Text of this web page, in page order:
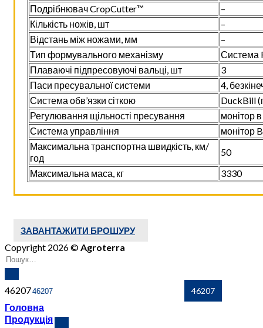
Подрібнювач CropCutter™
–
Кількість ножів, шт
–
Відстань між ножами, мм
–
Тип формувального механізму
Система
Плаваючі підпресовуючі вальці, шт
3
Паси пресувальної системи
4,
Система обв’язки сіткою
DuckBill
Регулювання щільності пресування
монітор в
Система управління
монітор
Максимальна транспортна швидкість, км/
год
50
Максимальна маса, кг
3330
ЗАВАНТАЖИТИ БРОШУРУ
Copyright 2026 ©Agroterra
46207
Головна
Продукція